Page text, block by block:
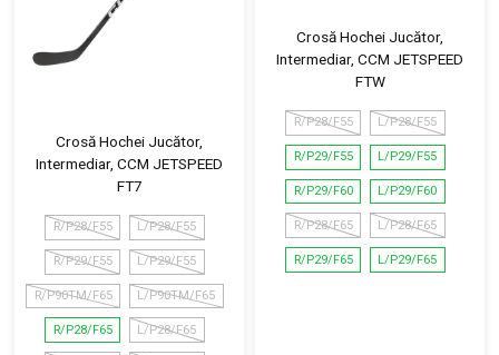
Crosă Hochei Jucător,
Intermediar, CCM JETSPEED
FT7
R/P28/F55 L/P28/F55
R/P29/F55 L/P29/F55
R/P90TM/F65 L/P90TM/F65
R/P28/F65 L/P28/F65
Crosă Hochei Jucător,
Intermediar, CCM JETSPEED
FTW
R/P28/F55 L/P28/F55
R/P29/F55 L/P29/F55
R/P29/F60 L/P29/F60
R/P28/F65 L/P28/F65
R/P29/F65 L/P29/F65